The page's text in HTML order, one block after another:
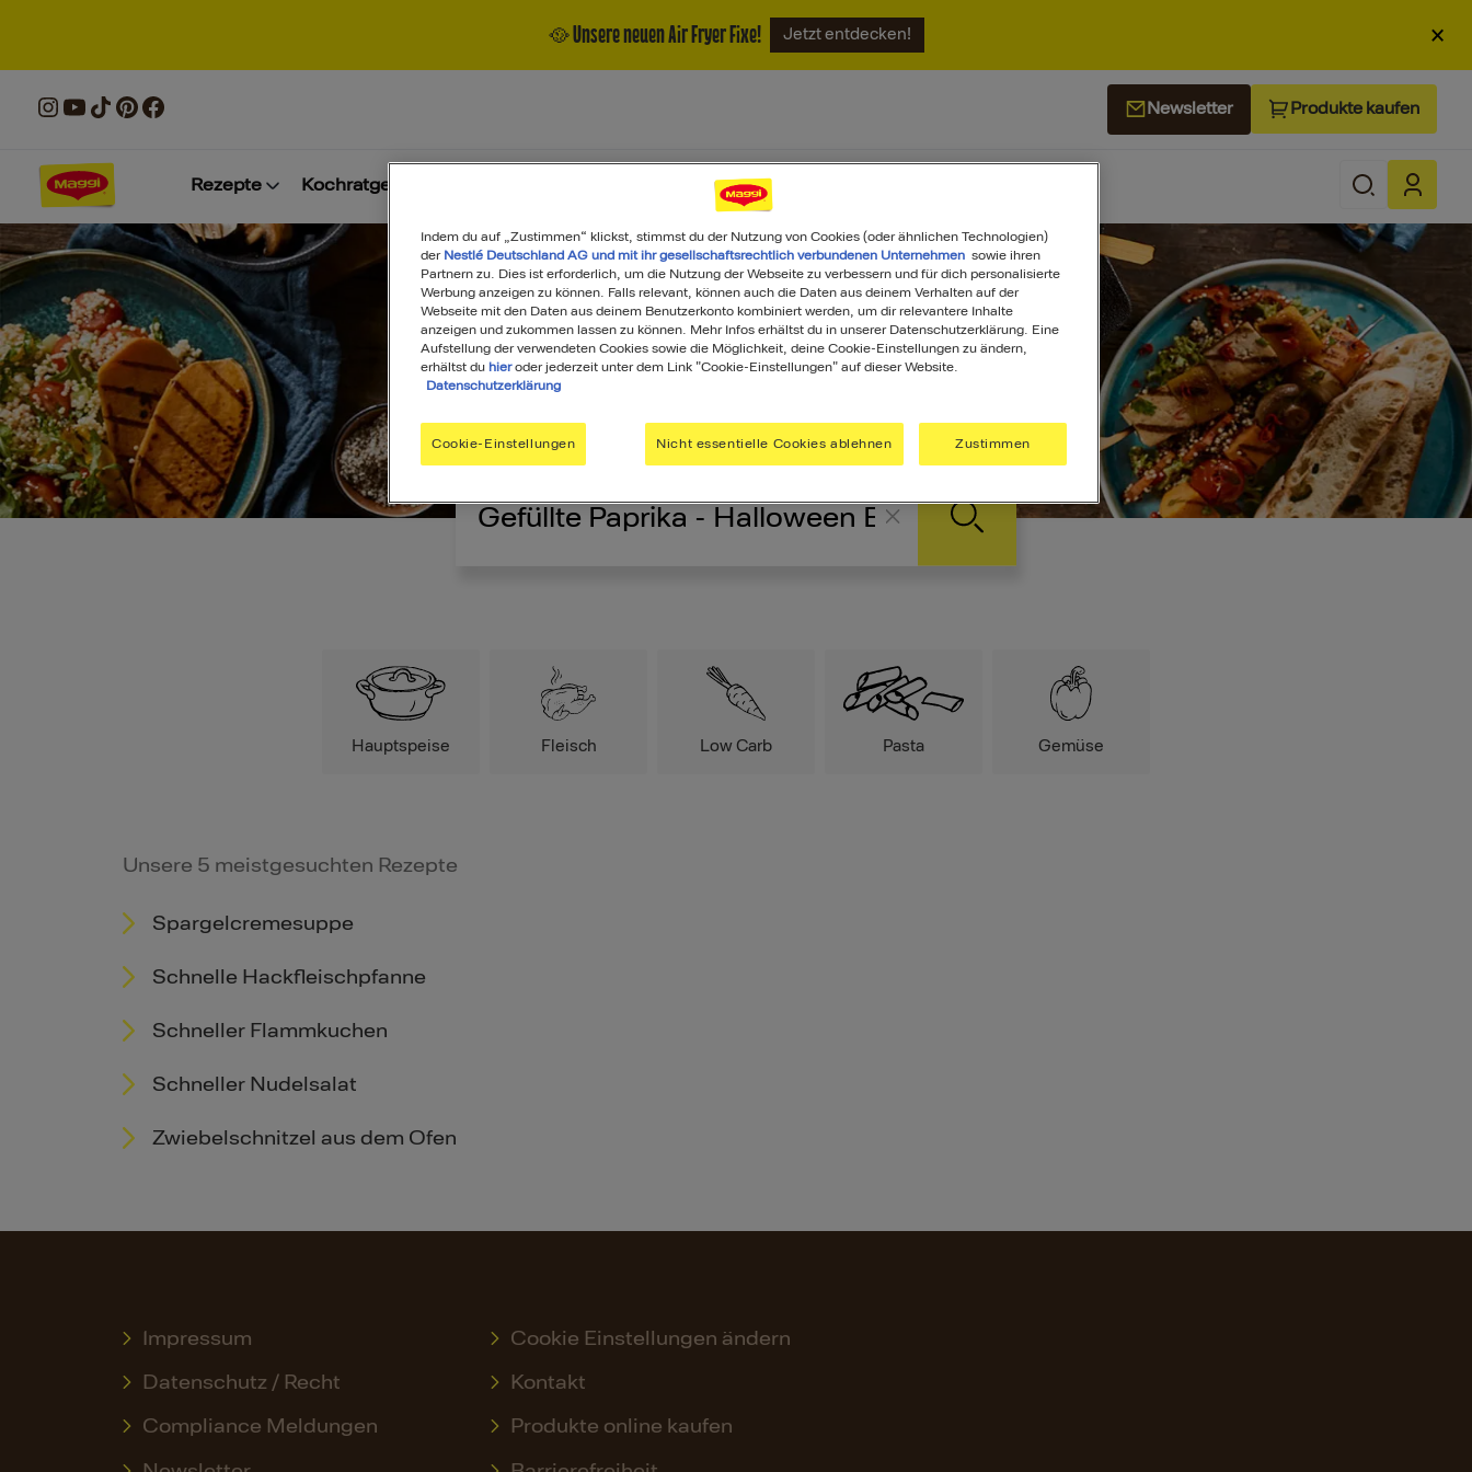
🥘 Unsere neuen Air Fryer Fixe! Jetzt entdecken! ×
Newsletter Produkte kaufen
Rezepte Kochratgeber Über uns
Was darf's heute sein?
Hauptspeise Fleisch Low Carb Pasta Gemüse
Unsere 5 meistgesuchten Rezepte
Spargelcremesuppe
Schnelle Hackfleischpfanne
Schneller Flammkuchen
Schneller Nudelsalat
Zwiebelschnitzel aus dem Ofen
Impressum
Datenschutz / Recht
Compliance Meldungen
Cookie Einstellungen ändern
Kontakt
Produkte online kaufen
Indem du auf „Zustimmen“ klickst, stimmst du der Nutzung von Cookies (oder ähnlichen Technologien)
der Nestlé Deutschland AG und mit ihr gesellschaftsrechtlich verbundenen Unternehmen sowie ihren
Partnern zu. Dies ist erforderlich, um die Nutzung der Webseite zu verbessern und für dich personalisierte
Werbung anzeigen zu können. Falls relevant, können auch die Daten aus deinem Verhalten auf der
Webseite mit den Daten aus deinem Benutzerkonto kombiniert werden, um dir relevantere Inhalte
anzeigen und zukommen lassen zu können. Mehr Infos erhältst du in unserer Datenschutzerklärung. Eine
Aufstellung der verwendeten Cookies sowie die Möglichkeit, deine Cookie-Einstellungen zu ändern,
erhältst du hieroder jederzeit unter dem Link "Cookie-Einstellungen" auf dieser Website.
Datenschutzerklärung
Cookie-Einstellungen Nicht essentielle Cookies ablehnen Zustimmen